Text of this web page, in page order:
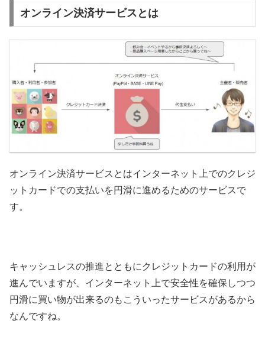
オンライン決済サービスとは
オンライン決済サービスとはインターネット上でのクレジ
ットカードでの支払いを円滑に進めるためのサービスで
す。
キャッシュレスの推進とともにクレジットカードの利用が
進んでいますが、インターネット上で安全性を確保しつつ
円滑に買い物が出来るのもこういったサービスがあるから
なんですね。